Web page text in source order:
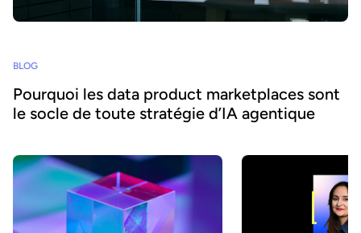
BLOG
Pourquoi les data product marketplaces sont
le socle de toute stratégie d’IA agentique